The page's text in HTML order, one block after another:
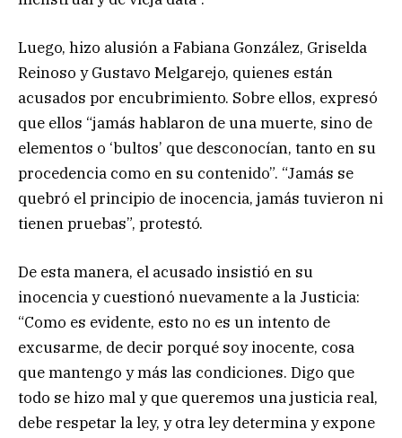
Luego, hizo alusión a Fabiana González, Griselda
Reinoso y Gustavo Melgarejo, quienes están
acusados por encubrimiento. Sobre ellos, expresó
que ellos “jamás hablaron de una muerte, sino de
elementos o ‘bultos’ que desconocían, tanto en su
procedencia como en su contenido”. “Jamás se
quebró el principio de inocencia, jamás tuvieron ni
tienen pruebas”, protestó.
De esta manera, el acusado insistió en su
inocencia y cuestionó nuevamente a la Justicia:
“Como es evidente, esto no es un intento de
excusarme, de decir porqué soy inocente, cosa
que mantengo y más las condiciones. Digo que
todo se hizo mal y que queremos una justicia real,
debe respetar la ley, y otra ley determina y expone